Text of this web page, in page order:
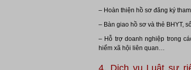
– Hoàn thiện hồ sơ đăng ký
– Bàn giao hồ sơ và thẻ BHYT,
– Hỗ trợ doanh nghiệp trong
hiểm xã hội liên quan…
4. Dịch vụ Luật sư